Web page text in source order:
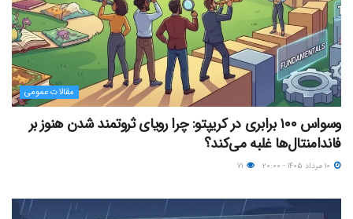
مقالات عمومی
وسواس ۱۰۰ برابری در کریپتو: چرا رویای ثروتمند شدن هنوز بر
فاندامنتال‌ها غلبه می‌کند؟